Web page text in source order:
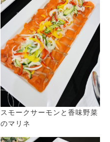
スモークサーモンと香味野菜
のマリネ